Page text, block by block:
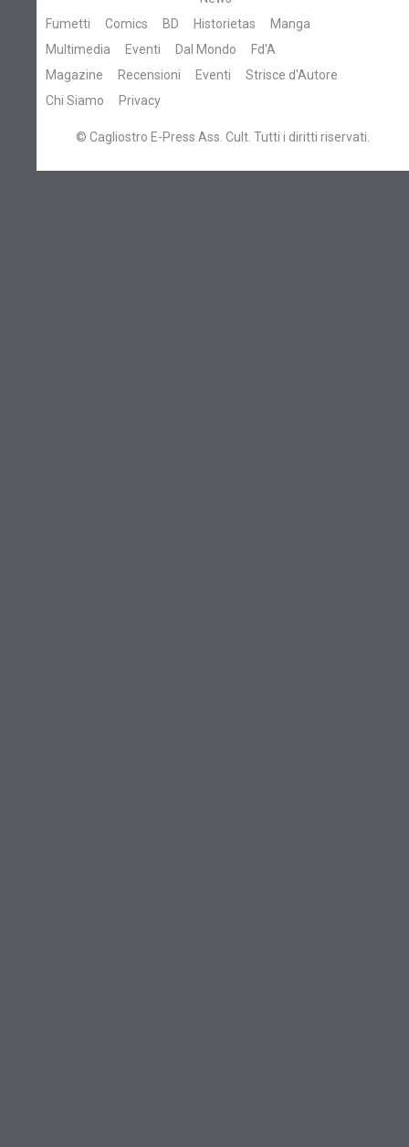
Fumetti
Comics BD Historietas
Manga
Multimedia
Eventi Dal Mondo
Fd'A
Magazine
Recensioni Eventi
Strisce d'Autore
Chi Siamo
Privacy
© Cagliostro E-Press Ass. Cult. Tutti i diritti riservati.